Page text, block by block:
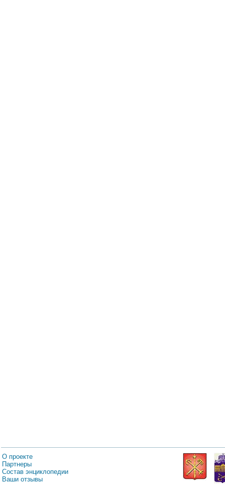
О проекте
Партнеры
Состав энциклопедии
Ваши отзывы